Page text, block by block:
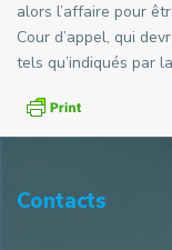
alors l’affaire pour
Cour d’appel, qui
tels qu’indiqués par
Contacts